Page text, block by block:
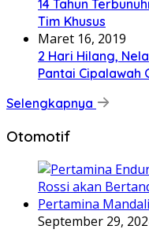
14 Tahun
Tim Khusus
Maret 16, 2019
2 Hari Hilang,
Pantai Cipalawah
Selengkapnya
Otomotif
September 29,